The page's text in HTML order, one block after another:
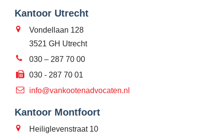
Kantoor Utrecht
Vondellaan 128
3521 GH Utrecht
030 – 287 70 00
030 - 287 70 01
info@vankootenadvocaten.nl
Kantoor Montfoort
Heiliglevenstraat 10